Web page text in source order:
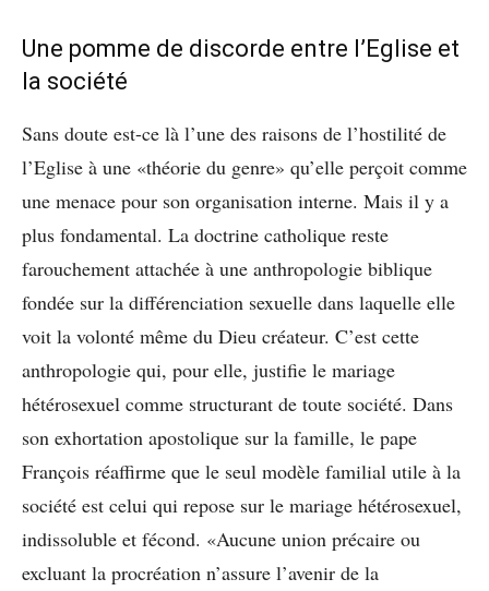
Une pomme de discorde entre l’Eglise et
la société
Sans doute est-ce là l’une des raisons de l’hostilité de
l’Eglise à une «théorie du genre» qu’elle perçoit comme
une menace pour son organisation interne. Mais il y a
plus fondamental. La doctrine catholique reste
farouchement attachée à une anthropologie biblique
fondée sur la différenciation sexuelle dans laquelle elle
voit la volonté même du Dieu créateur. C’est cette
anthropologie qui, pour elle, justifie le mariage
hétérosexuel comme structurant de toute société. Dans
son exhortation apostolique sur la famille, le pape
François réaffirme que le seul modèle familial utile à la
société est celui qui repose sur le mariage hétérosexuel,
indissoluble et fécond. «Aucune union précaire ou
excluant la procréation n’assure l’avenir de la